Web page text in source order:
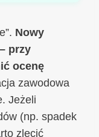
Nowy
przy
ocenę
zawodowa
Jeżeli
(np. spadek
zlecić